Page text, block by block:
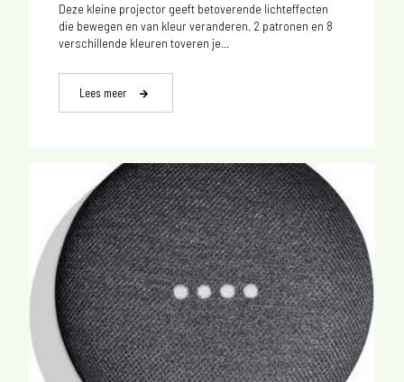
Deze kleine projector geeft betoverende lichteffecten
die bewegen en van kleur veranderen. 2 patronen en 8
verschillende kleuren toveren je...
Lees meer